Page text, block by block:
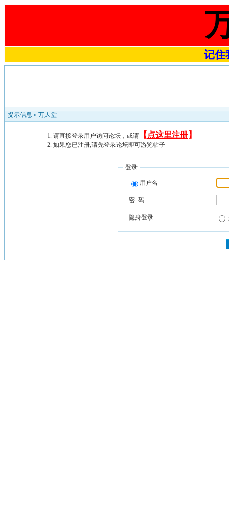
记住
提示信息 » 万人堂
请直接登录用户访问论坛，或请 【 点这里注册】
如果您已注册,请先登录论坛即可游览帖子
登录
用户名
密 码
隐身登录